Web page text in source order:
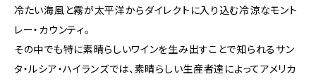
冷たい海風と霧が太平洋からダイレクトに入り込む冷涼なモント
レー・カウンティ。
その中でも特に素晴らしいワインを生み出すことで知られるサン
タ・ルシア・ハイランズでは、素晴らしい生産者達によってアメリカ